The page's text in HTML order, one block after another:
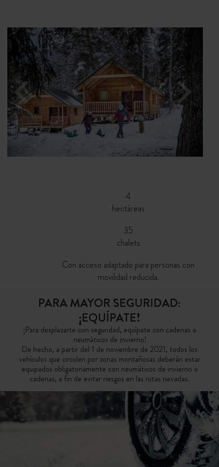
4
hectáreas
35
chalets
Con acceso adaptado para personas con
movilidad reducida.
PARA MAYOR SEGURIDAD:
¡EQUÍPATE!
¡Para desplazarte con seguridad, equípate con cadenas o
neumáticos de invierno!
De hecho, a partir del 1 de noviembre de 2021, todos los
vehículos que circulen por zonas montañosas deberán estar
equipados obligatoriamente con neumáticos de invierno o
cadenas, a fin de evitar riesgos en las rutas nevadas.